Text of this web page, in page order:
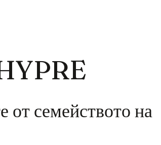
от семейството на